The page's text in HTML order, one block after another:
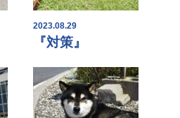
2023.08.29
『対策』